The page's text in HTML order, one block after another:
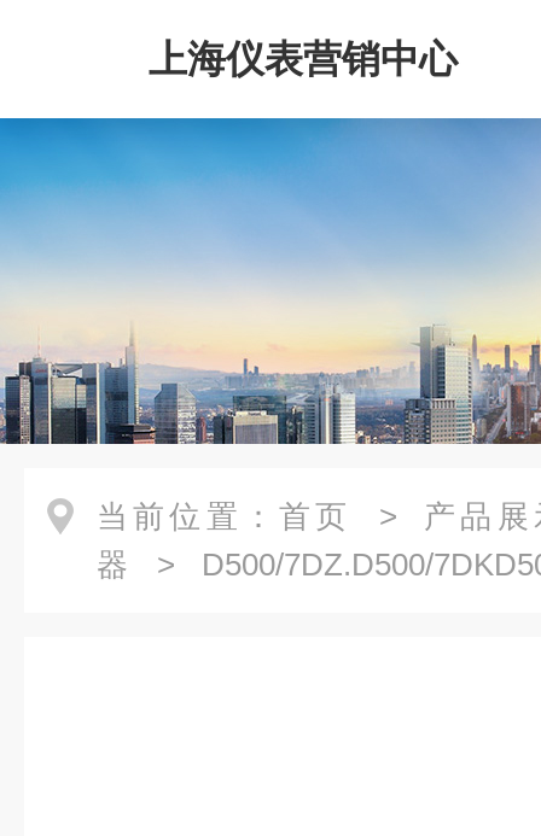
上海仪表营销中心
当前位置： 首页 > 产品展
器
> D500/7DZ.D500/